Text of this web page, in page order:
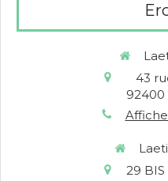
43
92400
29 BIS